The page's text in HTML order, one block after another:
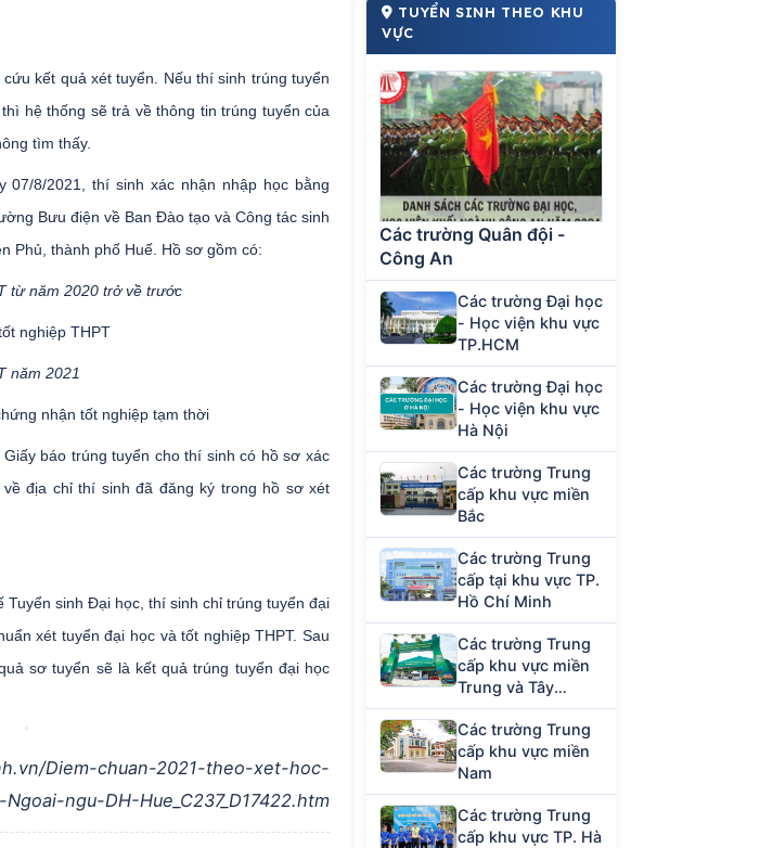
kết quả xét tuyển. Nếu thí sinh trúng tuyển
hệ thống sẽ trả về thông tin trúng tuyển của
tìm thấy.
8/2021, thí sinh xác nhận nhập học bằng
Bưu điện về Ban Đào tạo và Công tác sinh
Phủ, thành phố Huế. Hồ sơ gồm có:
từ năm 2020 trở về trước
nghiệp THPT
năm 2021
nhận tốt nghiệp tạm thời
báo trúng tuyển cho thí sinh có hồ sơ xác
địa chỉ thí sinh đã đăng ký trong hồ sơ xét
sinh Đại học, thí sinh chỉ trúng tuyển đại
xét tuyển đại học và tốt nghiệp THPT. Sau
sơ tuyển sẽ là kết quả trúng tuyển đại học
Diem-chuan-2021-theo-xet-hoc-
ngu-DH-Hue_C237_D17422.htm
TUYỂN SINH THEO KHU
VỰC
Các trường Quân đội -
Công An
Các trường Đại học
- Học viện khu vực
TP.HCM
Các trường Đại học
- Học viện khu vực
Hà Nội
Các trường Trung
cấp khu vực miền
Bắc
Các trường Trung
cấp tại khu vực TP.
Hồ Chí Minh
Các trường Trung
cấp khu vực miền
Trung và Tây
Nguyên
Các trường Trung
cấp khu vực miền
Nam
Các trường Trung
cấp khu vực TP. Hà